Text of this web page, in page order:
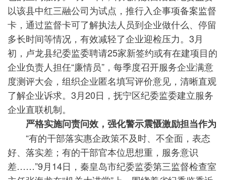
以该县中红三融公司为试点，推行入企事项备案监督
卡，通过监督卡可了解执法人员到企业做什么、停留
多长时间等情况，有效减轻了企业迎检压力。3月
初，卢龙县纪委监委聘请25家新签约或有在建项目的
企业负责人担任“廉情员”，每季度召开服务企业满意
度测评大会，组织企业匿名填写评价意见，清晰直观
了解企业诉求。3月20日，抚宁区纪委监委建立服务
企业直联机制。
严格实施问责问效，强化警示震慑激励担当作为
“有的干部落实惠企政策不及时、不全面，表态
好、落实差；有的干部官本位思想重，服务意识
差……”9月14日，秦皇岛市纪委监委第三监督检查室